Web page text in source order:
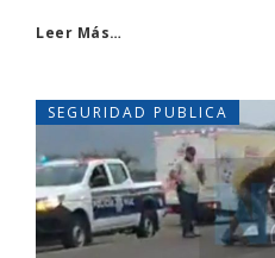
Leer Más…
SEGURIDAD PUBLICA